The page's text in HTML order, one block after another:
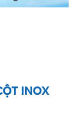
INOX